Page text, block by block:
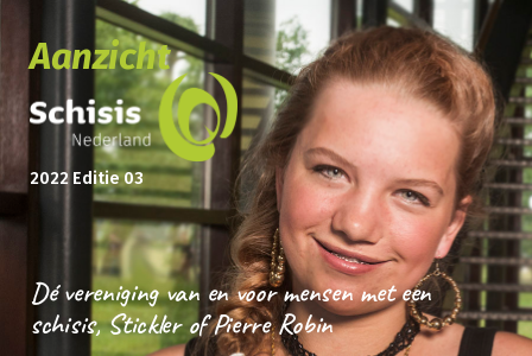
Aanzicht
2022 Editie 03
Dé vereniging van en voor mensen met een
schisis, Stickler of Pierre Robin